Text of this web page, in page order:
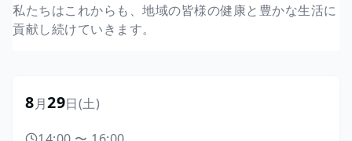
私たちはこれからも、地域の皆様の健康と豊かな生活に
貢献し続けていきます。
8月29日(土)